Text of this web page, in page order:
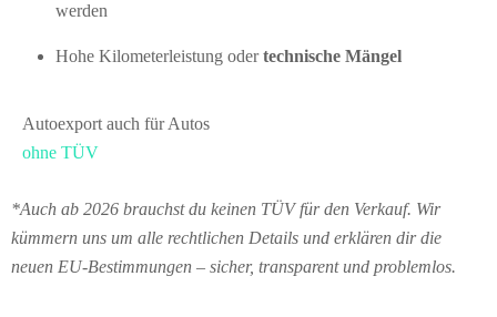
werden
Hohe Kilometerleistung odertechnische Mängel
Autoexport auch für Autos
ohne TÜV
*Auch ab 2026 brauchst du keinen TÜV für den Verkauf. Wir
kümmern uns um alle rechtlichen Details und erklären dir die
neuen EU-Bestimmungen – sicher, transparent und problemlos.